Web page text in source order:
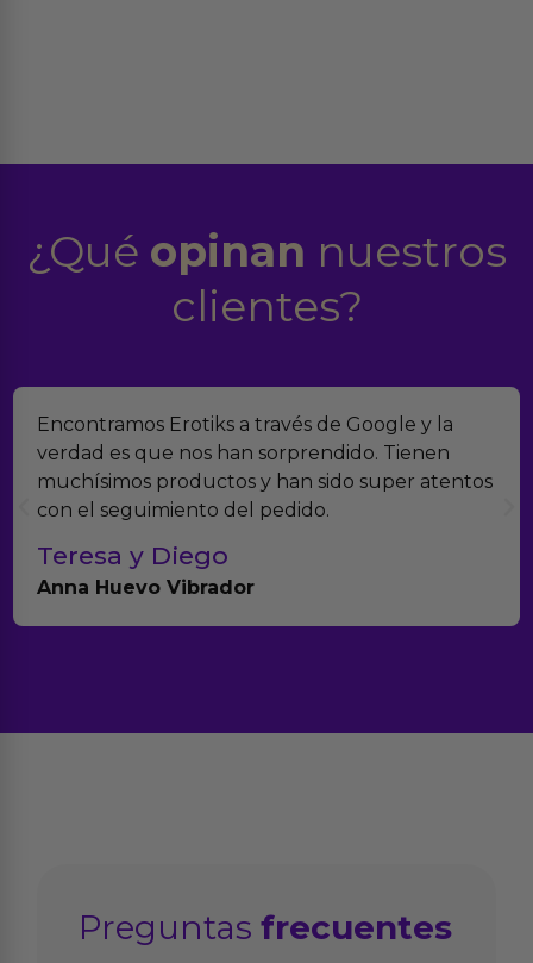
¿Qué opinan nuestros
clientes?
Encontramos Erotiks a través de Google y la
verdad es que nos han sorprendido. Tienen
muchísimos productos y han sido super atentos
con el seguimiento del pedido.
Teresa y Diego
Anna Huevo Vibrador
Preguntasfrecuentes